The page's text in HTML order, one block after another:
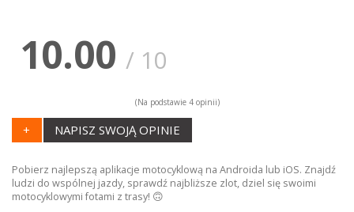
10.00 / 10
(Na podstawie 4opinii)
+ NAPISZ SWOJĄ OPINIE
Pobierz najlepszą aplikacje motocyklową na Androida lub iOS. Znajdź
ludzi do wspólnej jazdy, sprawdź najbliższe zlot, dziel się swoimi
motocyklowymi fotami z trasy! 🙃